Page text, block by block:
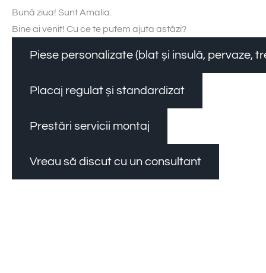
Bună ziua! Sunt Amalia.
Bine ai venit! Cu ce te putem ajuta astăzi?
Piese personalizate (blat și insulă, pervaze,
Placaj regulat și standardizat
Prestări servicii montaj
Vreau să discut cu un consultant